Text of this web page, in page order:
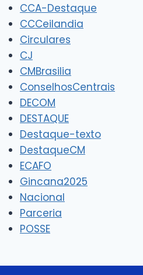
CCA-Destaque
CCCeilandia
Circulares
CJ
CMBrasilia
ConselhosCentrais
DECOM
DESTAQUE
Destaque-texto
DestaqueCM
ECAFO
Gincana2025
Nacional
Parceria
POSSE